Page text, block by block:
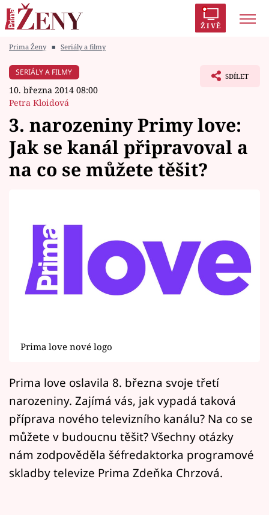
ŽIVĚ
Módní alarm
Témata
Celebrity
Seriály
Horoskopy
Mámy sobě
Přihlášení
Sledujte nás
Prima Ženy ■ Seriály a filmy
SERIÁLY A FILMY
10. března 2014 08:00
Petra Kloidová
SDÍLET
3. narozeniny Primy love:
Jak se kanál připravoval a
na co se můžete těšit?
Prima love nové logo
Prima love oslavila 8. března svoje třetí
narozeniny. Zajímá vás, jak vypadá taková
příprava nového televizního kanálu? Na co se
můžete v budoucnu těšit? Všechny otázky
nám zodpověděla šéfredaktorka programové
skladby televize Prima Zdeňka Chrzová.